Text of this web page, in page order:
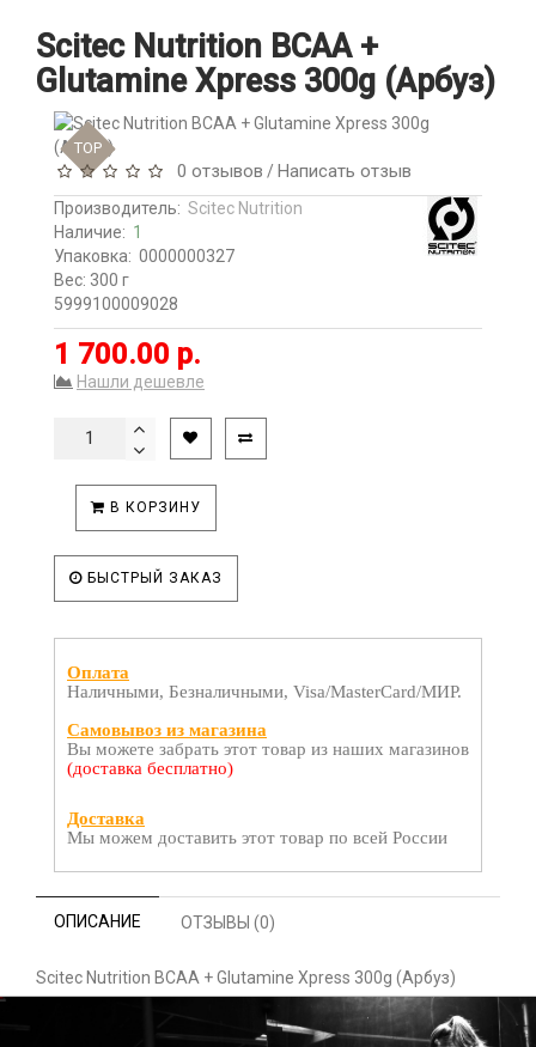
Scitec Nutrition BCAA +
Glutamine Xpress 300g (Арбуз)
TOP
0 отзывов /Написать отзыв
Производитель: Scitec Nutrition
Наличие: 1
Упаковка: 0000000327
Вес: 300 г
5999100009028
1 700.00 р.
Нашли дешевле
В КОРЗИНУ
БЫСТРЫЙ ЗАКАЗ
Оплата
Наличными, Безналичными, Visa/MasterCard/МИР.
Самовывоз из магазина
Вы можете забрать этот товар из наших магазинов
(доставка бесплатно)
Доставка
Мы можем доставить этот товар по всей России
ОПИСАНИЕ ОТЗЫВЫ (0)
Scitec Nutrition BCAA + Glutamine Xpress 300g (Арбуз)